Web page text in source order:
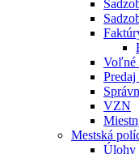
Voľné
Predaj
VZN
Mestská
Úlohy